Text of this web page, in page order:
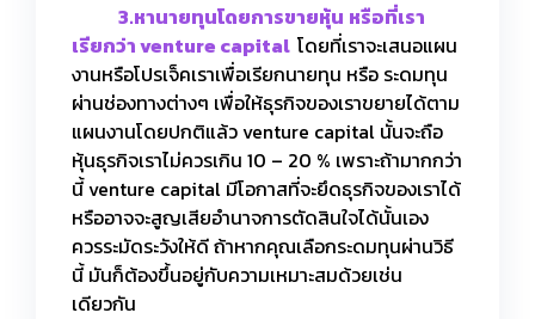
3.หานายทุนโดยการขายหุ้น หรือที่เรา
เรียกว่า venture capital โดยที่เราจะเสนอแผน
งานหรือโปรเจ็คเราเพื่อเรียกนายทุน หรือ ระดมทุน
ผ่านช่องทางต่างๆ เพื่อให้ธุรกิจของเราขยายได้ตาม
แผนงานโดยปกติแล้ว venture capital นั้นจะถือ
หุ้นธุรกิจเราไม่ควรเกิน 10 – 20 % เพราะถ้ามากกว่า
นี้ venture capital มีโอกาสที่จะยึดธุรกิจของเราได้
หรืออาจจะสูญเสียอำนาจการตัดสินใจได้นั้นเอง
ควรระมัดระวังให้ดี ถ้าหากคุณเลือกระดมทุนผ่านวิธี
นี้ มันก็ต้องขึ้นอยู่กับความเหมาะสมด้วยเช่น
เดียวกัน